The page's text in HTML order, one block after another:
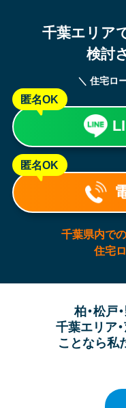
千葉エリア
検討
＼ 住宅ロ
匿名OK
匿名OK
千葉県内で
住宅
柏・松戸
千葉エリア
ことなら私